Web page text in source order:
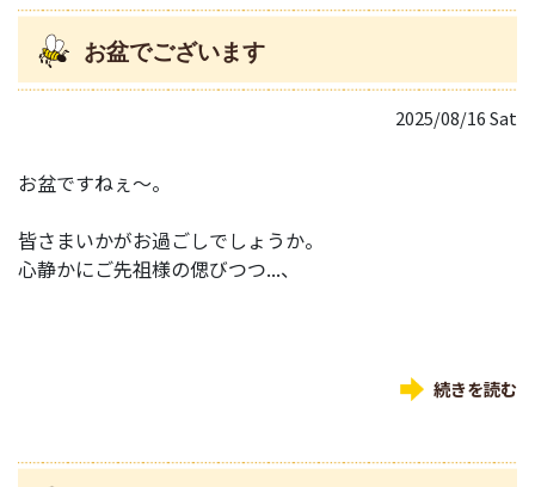
お盆でございます
2025/08/16 Sat
お盆ですねぇ～。
皆さまいかがお過ごしでしょうか。
心静かにご先祖様の偲びつつ...、
続きを読む